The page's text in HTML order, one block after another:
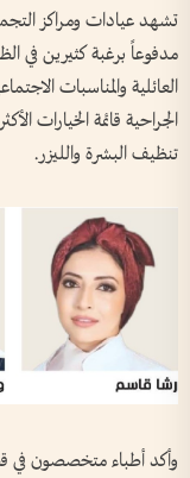
تشهد عيادات ومراكز
مدفوعاً برغبة كثيرين في
العائلية والمناسبات
الجراحية قائمة الخيارات
تنظيف البشرة والليزر.
وأكد أطباء متخصصون في